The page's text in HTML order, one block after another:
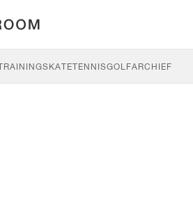
SKATETENNISGOLFARCHIEF